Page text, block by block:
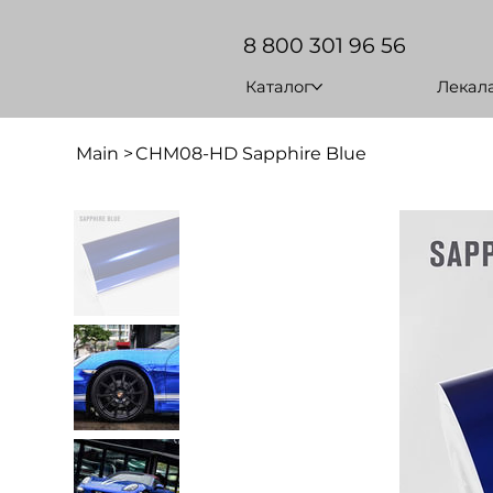
8 800 301 96 56
Каталог
Main >CHM08-HD Sapphire Blue